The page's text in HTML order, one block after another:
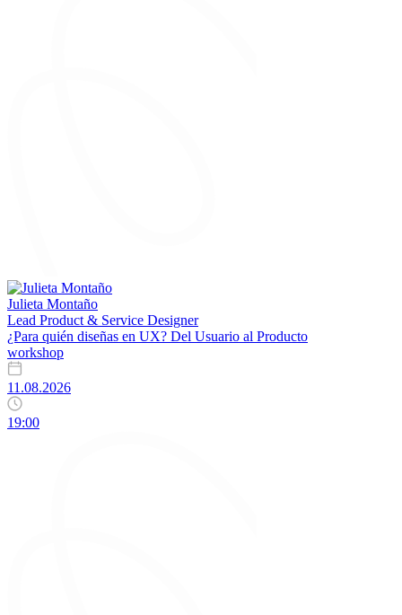
Julieta Montaño
Lead Product & Service Designer
¿Para quién diseñas en UX? Del Usuario al Producto
workshop
11.08.2026
19:00